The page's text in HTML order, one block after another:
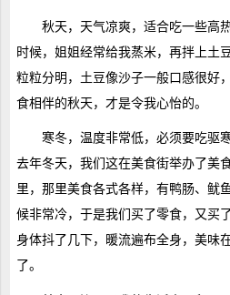
秋天，天气凉爽，适合吃一些高
时候，姐姐经常给我蒸米，再拌上土
粒粒分明，土豆像沙子一般口感很好
食相伴的秋天，才是令我心怡的。
寒冬，温度非常低，必须要吃驱
去年冬天，我们这在美食街举办了美
里，那里美食各式各样，有鸭肠、鱿
候非常冷，于是我们买了零食，又买
身体抖了几下，暖流遍布全身，美味
了。